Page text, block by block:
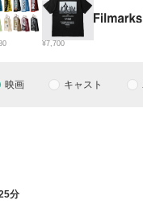
¥7,700
映画 キャスト
分